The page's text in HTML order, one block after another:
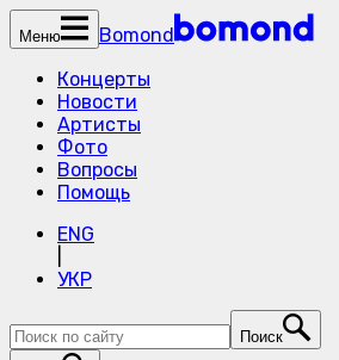
Меню
Bomond
Концерты
Новости
Артисты
Фото
Вопросы
Помощь
ENG
УКР
Поиск